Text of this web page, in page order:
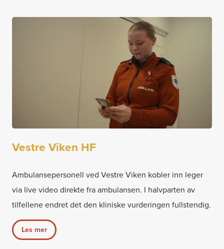
Vestre Viken HF
Ambulansepersonell ved Vestre Viken kobler inn leger
via live video direkte fra ambulansen. I halvparten av
tilfellene endret det den kliniske vurderingen fullstendig.
Les mer